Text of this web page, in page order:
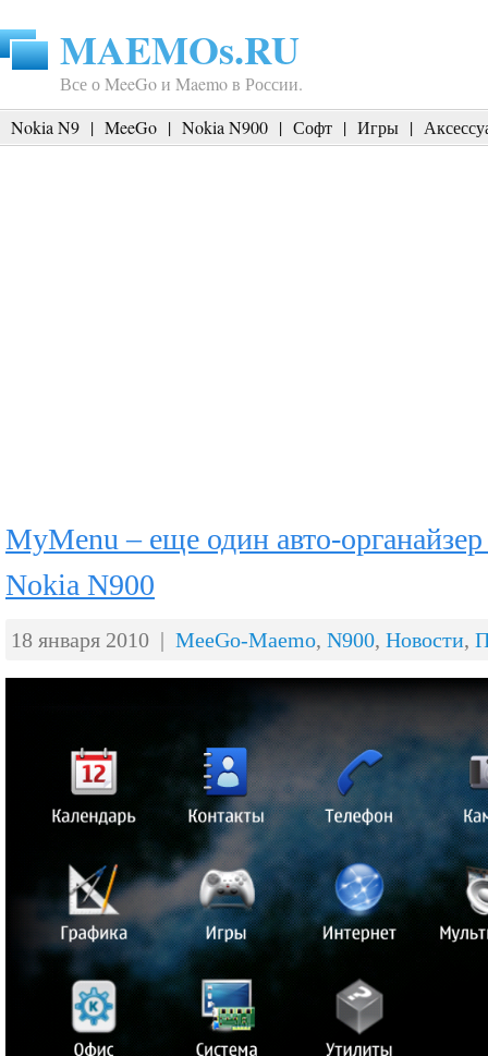
MAEMOs.RU
Все о MeeGo и Maemo в России.
Nokia N9 | MeeGo | Nokia N900 | Софт | Игры |
MyMenu – еще один авто-
Nokia N900
18 января 2010 | MeeGo-Maemo, N900, Новости,